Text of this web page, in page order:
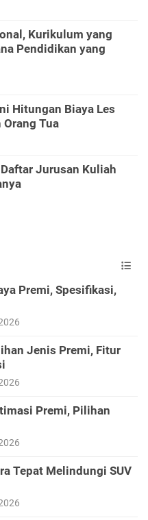
Kurikulum yang
Pendidikan yang
Hitungan Biaya Les
Tua
Jurusan Kuliah
Premi, Spesifikasi,
Jenis Premi, Fitur
Premi, Pilihan
Tepat Melindungi SUV